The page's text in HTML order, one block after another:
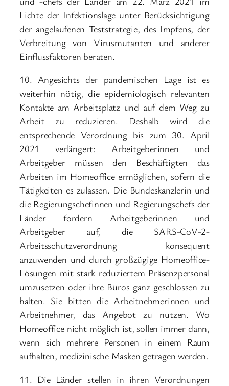
Lichte der Infektionslage unter Berücksichtigung
der angelaufenen Teststrategie, des Impfens, der
Verbreitung von Virusmutanten und anderer
Einflussfaktoren beraten.
10. Angesichts der pandemischen Lage ist es
weiterhin nötig, die epidemiologisch relevanten
Kontakte am Arbeitsplatz und auf dem Weg zu
Arbeit zu reduzieren. Deshalb wird die
entsprechende Verordnung bis zum 30. April
2021 verlängert: Arbeitgeberinnen und
Arbeitgeber müssen den Beschäftigten das
Arbeiten im Homeoffice ermöglichen, sofern die
Tätigkeiten es zulassen. Die Bundeskanzlerin und
die Regierungschefinnen und Regierungschefs der
Länder fordern Arbeitgeberinnen und
Arbeitgeber auf, die SARS-CoV-2-
Arbeitsschutzverordnung konsequent
anzuwenden und durch großzügige Homeoffice-
Lösungen mit stark reduziertem Präsenzpersonal
umzusetzen oder ihre Büros ganz geschlossen zu
halten. Sie bitten die Arbeitnehmerinnen und
Arbeitnehmer, das Angebot zu nutzen. Wo
Homeoffice nicht möglich ist, sollen immer dann,
wenn sich mehrere Personen in einem Raum
aufhalten, medizinische Masken getragen werden.
11. Die Länder stellen in ihren Verordnungen